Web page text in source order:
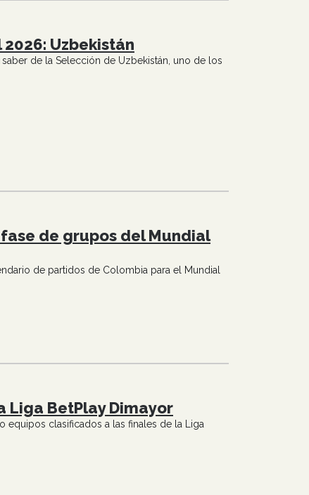
Uzbekistán
de la Selección de Uzbekistán, uno de los
de grupos del Mundial
de partidos de Colombia para el Mundial
Liga BetPlay Dimayor
equipos clasificados a las finales de la Liga